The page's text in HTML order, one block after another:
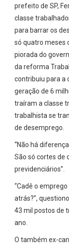
prefeito de SP,
classe
para barrar os
só quatro meses
piorada do
da reforma
contribuiu para a
geração de 6
traíram a classe
trabalhista se
de desemprego.
“Não há
São só cortes de
previdenciários”.
“Cadê o
atrás?”,
43 mil postos de
ano.
O também ex-